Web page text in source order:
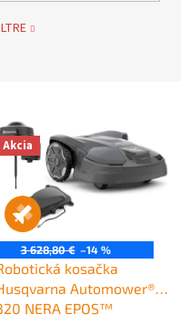
Akcia
3 628,80 € –14 %
kosačka
Automower®
NERA EPOS™